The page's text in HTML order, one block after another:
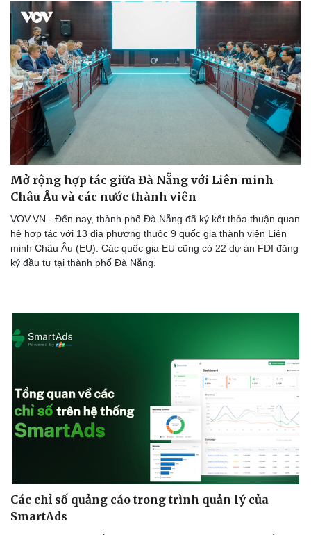
Tư vấn
Săn Tour
check-in
Podcast
Câu chuyện thời sự
Đọc truyện đêm khuya
Cửa sổ tình yêu
Kể chuyện cho bé
Hạt giống tâm hồn
Mở rộng hợp tác giữa Đà Nẵng với Liên minh
Châu Âu và các nước thành viên
VOV.VN - Đến nay, thành phố Đà Nẵng đã ký kết thỏa thuận quan
hệ hợp tác với 13 địa phương thuộc 9 quốc gia thành viên Liên
minh Châu Âu (EU). Các quốc gia EU cũng có 22 dự án FDI đăng
ký đầu tư tại thành phố Đà Nẵng.
Các chỉ số quảng cáo trong trình quản lý của
SmartAds